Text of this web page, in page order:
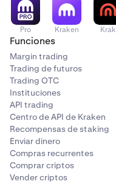
Pro Kraken Krak
Funciones
Margin trading
Trading de futuros
Trading OTC
Instituciones
API trading
Centro de API de Kraken
Recompensas de staking
Enviar dinero
Compras recurrentes
Comprar criptos
Vender criptos